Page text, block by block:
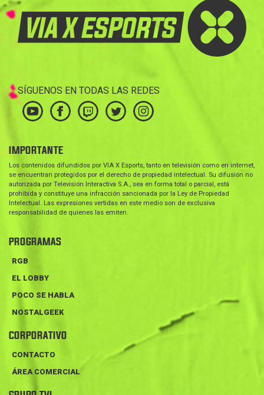
SÍGUENOS EN TODAS LAS REDES
IMPORTANTE
Los contenidos difundidos por VIA X Esports, tanto en televisión como en internet,
se encuentran protegidos por el derecho de propiedad intelectual. Su difusión no
autorizada por Televisión Interactiva S.A., sea en forma total o parcial, está
prohibida y constituye una infracción sancionada por la Ley de Propiedad
Intelectual. Las expresiones vertidas en este medio son de exclusiva
responsabilidad de quienes las emiten.
PROGRAMAS
RGB
EL LOBBY
POCO SE HABLA
NOSTALGEEK
CORPORATIVO
CONTACTO
ÁREA COMERCIAL